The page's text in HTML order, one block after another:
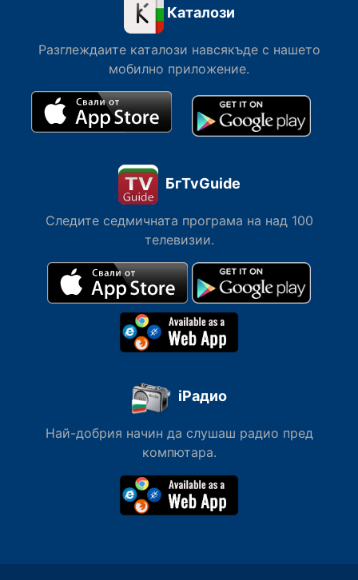
Каталози
Разглеждаите каталози навсякъде с нашето
мобилно приложение.
БгTvGuide
Следите седмичната програма на над 100
телевизии.
iРадио
Най-добрия начин да слушаш радио пред
компютара.